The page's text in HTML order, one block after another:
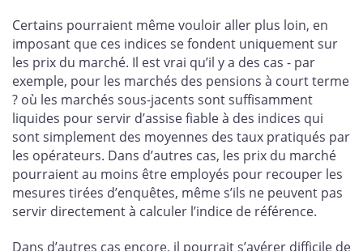
Certains pourraient même vouloir aller plus loin, en
imposant que ces indices se fondent uniquement sur
les prix du marché. Il est vrai qu’il y a des cas - par
exemple, pour les marchés des pensions à court terme
? où les marchés sous-jacents sont suffisamment
liquides pour servir d’assise fiable à des indices qui
sont simplement des moyennes des taux pratiqués par
les opérateurs. Dans d’autres cas, les prix du marché
pourraient au moins être employés pour recouper les
mesures tirées d’enquêtes, même s’ils ne peuvent pas
servir directement à calculer l’indice de référence.
Dans d’autres cas encore, il pourrait s’avérer difficile de